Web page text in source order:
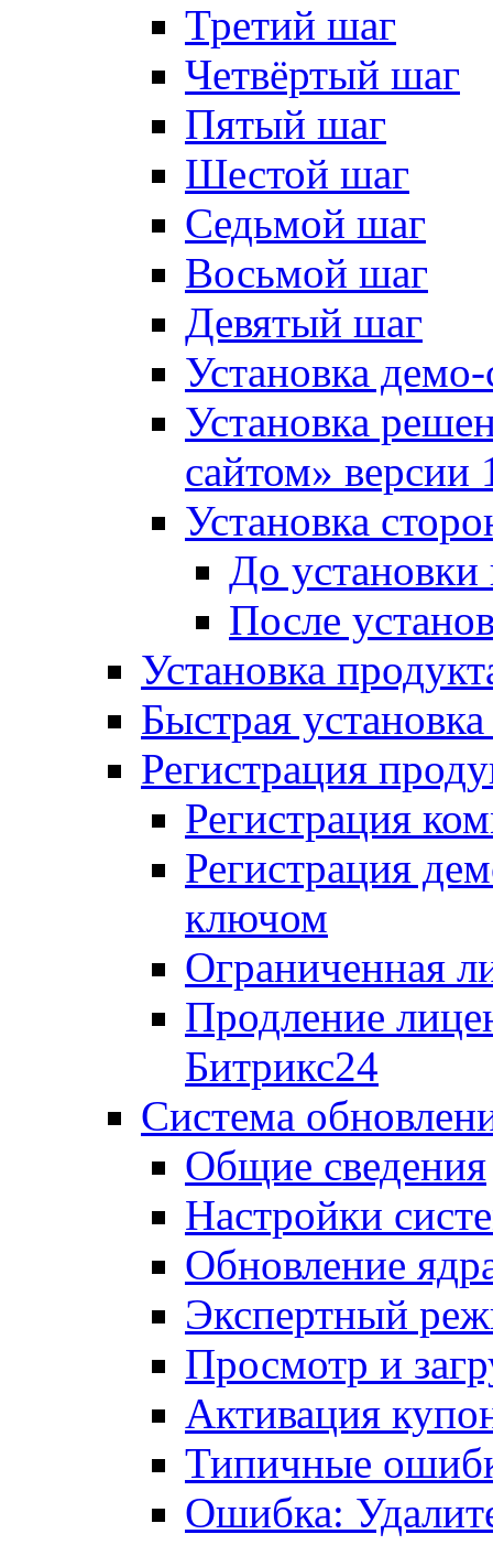
Третий шаг
Четвёртый шаг
Пятый шаг
Шестой шаг
Седьмой шаг
Восьмой шаг
Девятый шаг
Установка
Установка
сайтом»
Установка
До установки
После
Установка
Быстрая
Регистрация
Регистрация
Регистрация
ключом
Ограниченная
Продление
Битрикс24
Система
Общие сведения
Настройки
Обновление
Экспертный
Просмотр и
Активация
Типичные
Ошибка: